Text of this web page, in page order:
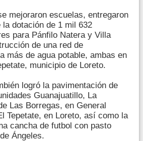
mejoraron escuelas, entregaron
la dotación de 1 mil 632
para Pánfilo Natera y Villa
de una red de
más de agua potable, ambas en
municipio de Loreto.
logró la pavimentación de
Guanajuatillo, La
Las Borregas, en General
Tepetate, en Loreto, así como la
cancha de futbol con pasto
Ángeles.